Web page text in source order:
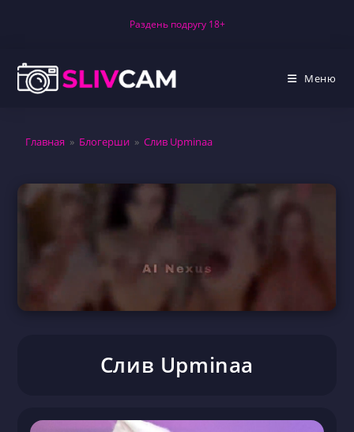
Раздень подругу 18+
Меню
Главная » Блогерши » Слив Upminaa
Слив Upminaa